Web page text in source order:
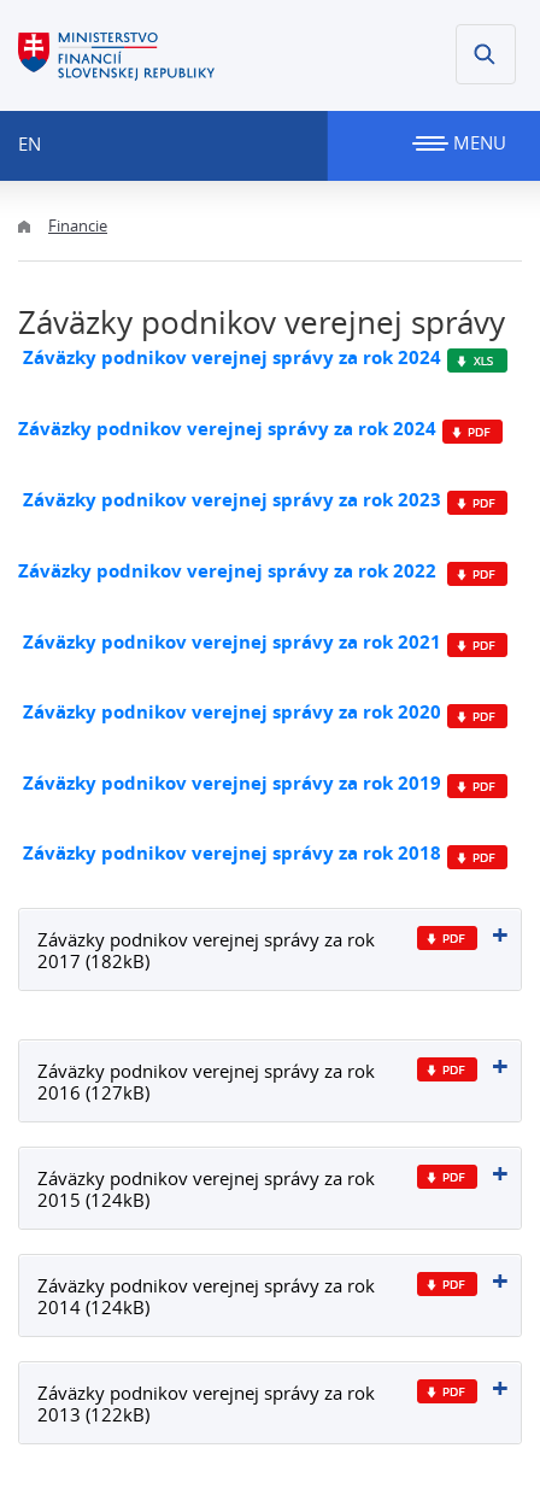
EN MENU
Financie
Záväzky podnikov verejnej správy
Záväzky podnikov verejnej správy za rok 2024
Záväzky podnikov verejnej správy za rok 2024
Záväzky podnikov verejnej správy za rok 2023
Záväzky podnikov verejnej správy za rok 2022
Záväzky podnikov verejnej správy za rok 2021
Záväzky podnikov verejnej správy za rok 2020
Záväzky podnikov verejnej správy za rok 2019
Záväzky podnikov verejnej správy za rok 2018
Záväzky podnikov verejnej správy za rok
2017 (182kB)
Záväzky podnikov verejnej správy za rok
2016 (127kB)
Záväzky podnikov verejnej správy za rok
2015 (124kB)
Záväzky podnikov verejnej správy za rok
2014 (124kB)
Záväzky podnikov verejnej správy za rok
2013 (122kB)